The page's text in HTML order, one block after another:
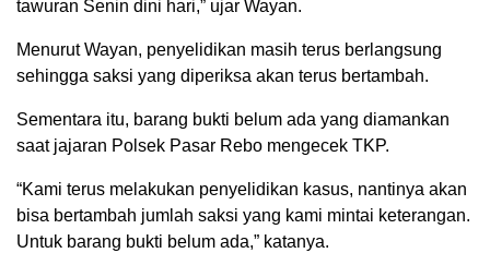
tawuran Senin dini hari,” ujar Wayan.
Menurut Wayan, penyelidikan masih terus berlangsung
sehingga saksi yang diperiksa akan terus bertambah.
Sementara itu, barang bukti belum ada yang diamankan
saat jajaran Polsek Pasar Rebo mengecek TKP.
“Kami terus melakukan penyelidikan kasus, nantinya akan
bisa bertambah jumlah saksi yang kami mintai keterangan.
Untuk barang bukti belum ada,” katanya.